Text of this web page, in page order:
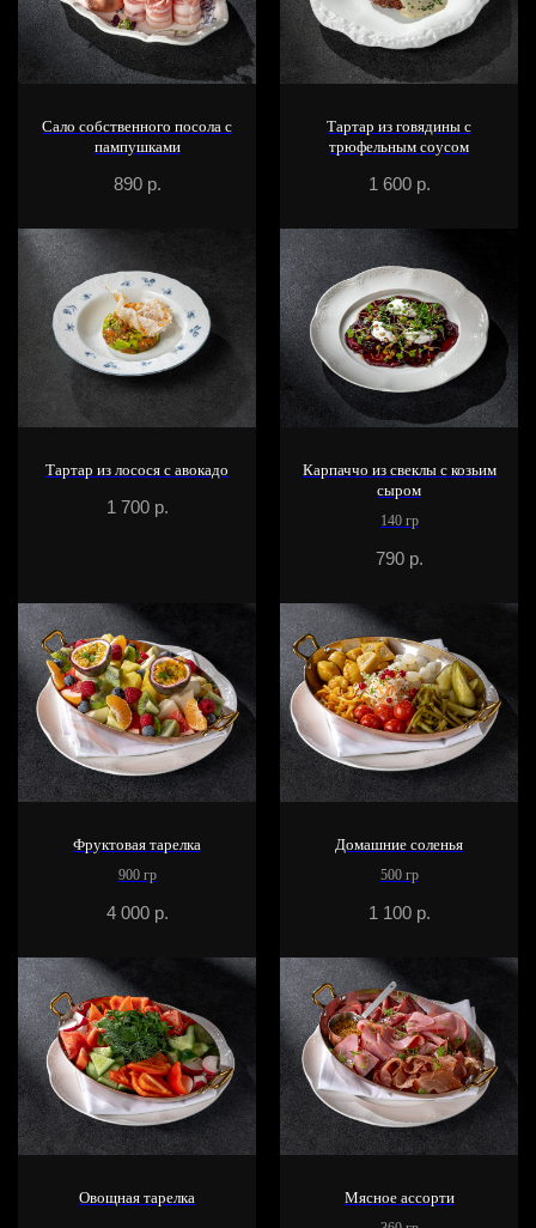
Сало собственного посола с
пампушками
890 р.
Тартар из говядины с
трюфельным соусом
1 600 р.
Тартар из лосося с авокадо
1 700 р.
Карпаччо из свеклы с козьим
сыром
140 гр
790 р.
Фруктовая тарелка
900 гр
4 000 р.
Домашние соленья
500 гр
1 100 р.
Овощная тарелка Мясное ассорти